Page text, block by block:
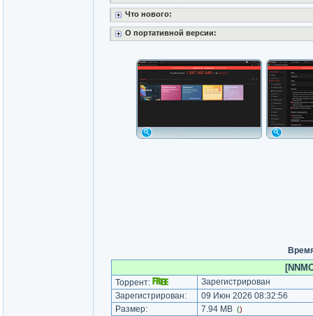
Что нового:
О портативной версии:
Торрент:
Зарегистрирован
Зарегистрирован:
09 Июн 2026 08:32:56
Размер:
7.94 MB ()